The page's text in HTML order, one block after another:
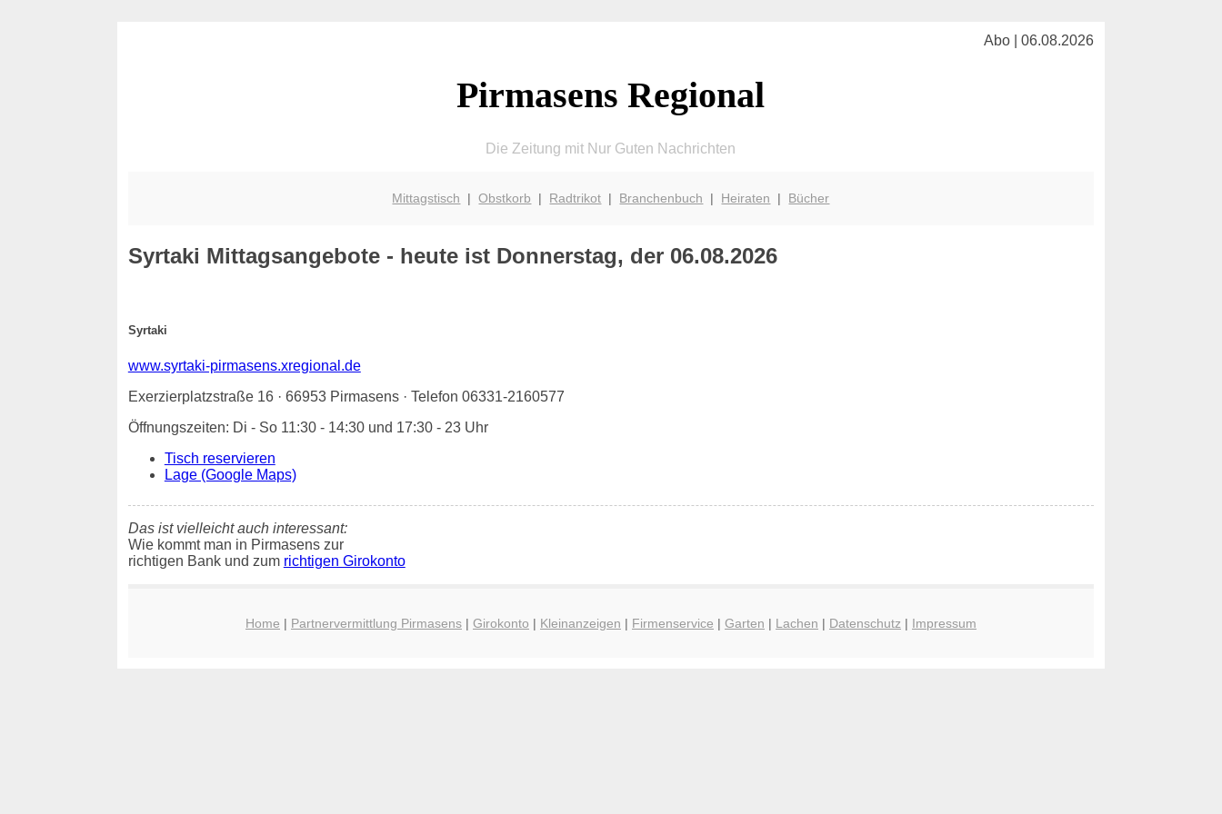
Abo | 06.08.2026
Pirmasens Regional
Die Zeitung mit Nur Guten Nachrichten
Mittagstisch |Obstkorb | Radtrikot | Branchenbuch | Heiraten | Bücher
Syrtaki Mittagsangebote - heute ist Donnerstag, der 06.08.2026
Syrtaki
www.syrtaki-pirmasens.xregional.de
Exerzierplatzstraße 16 · 66953 Pirmasens · Telefon 06331-2160577
Öffnungszeiten: Di - So 11:30 - 14:30 und 17:30 - 23 Uhr
Tisch reservieren
Lage (Google Maps)
Das ist vielleicht auch interessant:
Wie kommt man in Pirmasens zur
richtigen Bank und zum richtigen Girokonto
Home | Partnervermittlung Pirmasens| Girokonto | Kleinanzeigen | Firmenservice | Garten | Lachen | Datenschutz | Impressum